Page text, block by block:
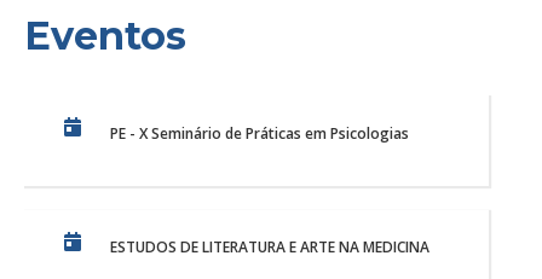
Eventos
PE - X Seminário de Práticas em Psicologias
ESTUDOS DE LITERATURA E ARTE NA MEDICINA